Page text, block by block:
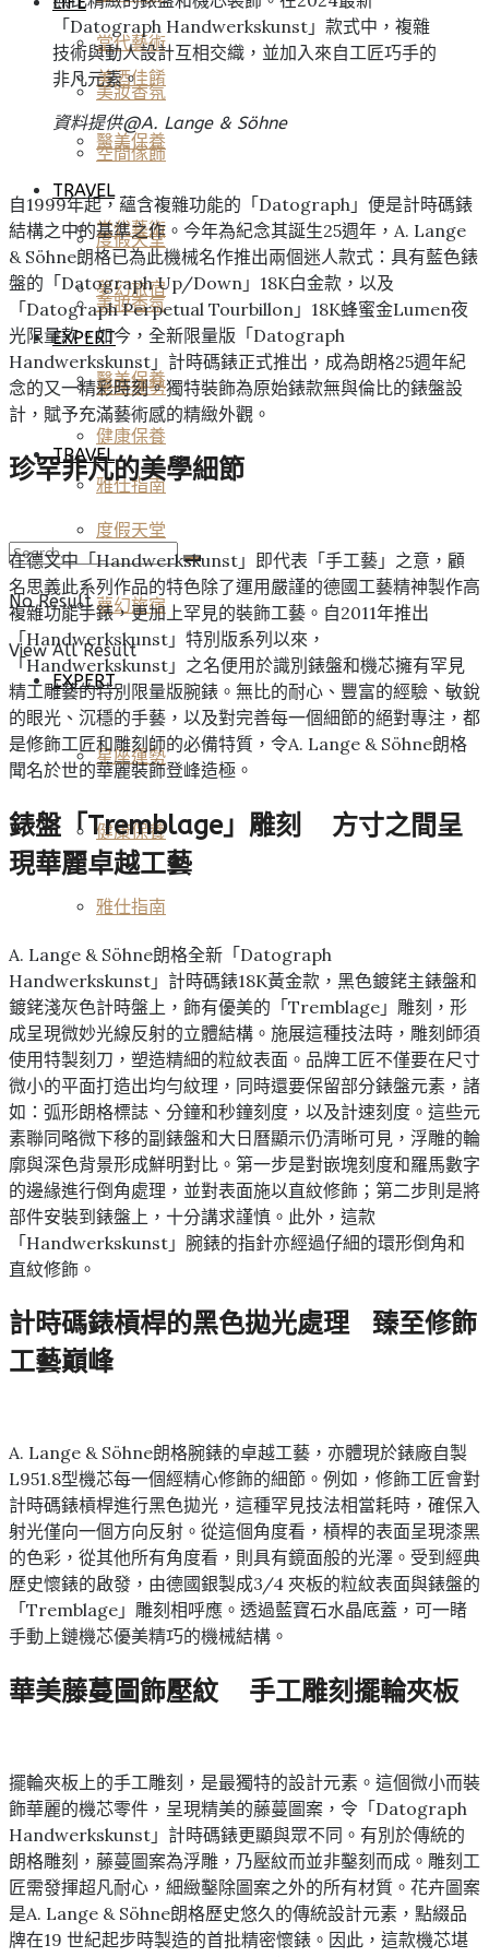
美酒佳餚
空間傢飾
當代藝術
美妝香氛
醫美保養
TRAVEL
度假天堂
夢幻旅宿
EXPERT
星座運勢
健康保養
雅仕指南
當代藝術
美妝香氛
醫美保養
TRAVEL
度假天堂
夢幻旅宿
EXPERT
星座運勢
健康保養
雅仕指南
No Result
View All Result
「Datograph Handwerkskunst」款式中，複雜
技術與動人設計互相交織，並加入來自工匠巧手的
非凡元素。
資料提供@A. Lange & Söhne
自1999年起，蘊含複雜功能的「Datograph」便是計時碼錶
結構之中的基準之作。今年為紀念其誕生25週年，A. Lange
& Söhne朗格已為此機械名作推出兩個迷人款式：具有藍色錶
盤的「Datograph Up/Down」18K白金款，以及
「Datograph Perpetual Tourbillon」18K蜂蜜金Lumen夜
光限量款。如今，全新限量版「Datograph
Handwerkskunst」計時碼錶正式推出，成為朗格25週年紀
念的又一精彩時刻。獨特裝飾為原始錶款無與倫比的錶盤設
計，賦予充滿藝術感的精緻外觀。
珍罕非凡的美學細節
在德文中「Handwerkskunst」即代表「手工藝」之意，顧
名思義此系列作品的特色除了運用嚴謹的德國工藝精神製作高
複雜功能手錶，更加上罕見的裝飾工藝。自2011年推出
「Handwerkskunst」特別版系列以來，
「Handwerkskunst」之名便用於識別錶盤和機芯擁有罕見
精工雕藝的特別限量版腕錶。無比的耐心、豐富的經驗、敏銳
的眼光、沉穩的手藝，以及對完善每一個細節的絕對專注，都
是修飾工匠和雕刻師的必備特質，令A. Lange & Söhne朗格
聞名於世的華麗裝飾登峰造極。
錶盤「Tremblage」雕刻 方寸之間呈
現華麗卓越工藝
A. Lange & Söhne朗格全新「Datograph
Handwerkskunst」計時碼錶18K黃金款，黑色鍍銠主錶盤和
鍍銠淺灰色計時盤上，飾有優美的「Tremblage」雕刻，形
成呈現微妙光線反射的立體結構。施展這種技法時，雕刻師須
使用特製刻刀，塑造精細的粒紋表面。品牌工匠不僅要在尺寸
微小的平面打造出均勻紋理，同時還要保留部分錶盤元素，諸
如：弧形朗格標誌、分鐘和秒鐘刻度，以及計速刻度。這些元
素聯同略微下移的副錶盤和大日曆顯示仍清晰可見，浮雕的輪
廓與深色背景形成鮮明對比。第一步是對嵌塊刻度和羅馬數字
的邊緣進行倒角處理，並對表面施以直紋修飾；第二步則是將
部件安裝到錶盤上，十分講求謹慎。此外，這款
「Handwerkskunst」腕錶的指針亦經過仔細的環形倒角和
直紋修飾。
計時碼錶槓桿的黑色拋光處理 臻至修飾
工藝巔峰
A. Lange & Söhne朗格腕錶的卓越工藝，亦體現於錶廠自製
L951.8型機芯每一個經精心修飾的細節。例如，修飾工匠會對
計時碼錶槓桿進行黑色拋光，這種罕見技法相當耗時，確保入
射光僅向一個方向反射。從這個角度看，槓桿的表面呈現漆黑
的色彩，從其他所有角度看，則具有鏡面般的光澤。受到經典
歷史懷錶的啟發，由德國銀製成3/4 夾板的粒紋表面與錶盤的
「Tremblage」雕刻相呼應。透過藍寶石水晶底蓋，可一睹
手動上鏈機芯優美精巧的機械結構。
華美藤蔓圖飾壓紋 手工雕刻擺輪夾板
擺輪夾板上的手工雕刻，是最獨特的設計元素。這個微小而裝
飾華麗的機芯零件，呈現精美的藤蔓圖案，令「Datograph
Handwerkskunst」計時碼錶更顯與眾不同。有別於傳統的
朗格雕刻，藤蔓圖案為浮雕，乃壓紋而並非鑿刻而成。雕刻工
匠需發揮超凡耐心，細緻鑿除圖案之外的所有材質。花卉圖案
是A. Lange & Söhne朗格歷史悠久的傳統設計元素，點綴品
牌在19 世紀起步時製造的首批精密懷錶。因此，這款機芯堪